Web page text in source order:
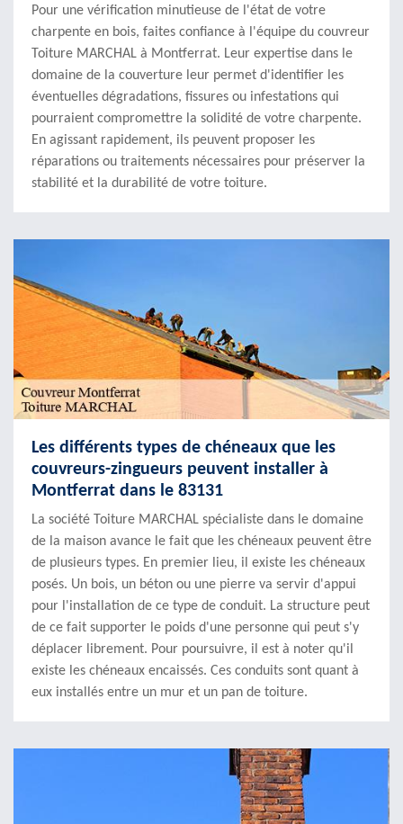
Pour une vérification minutieuse de l'état de votre
charpente en bois, faites confiance à l'équipe du couvreur
Toiture MARCHAL à Montferrat. Leur expertise dans le
domaine de la couverture leur permet d'identifier les
éventuelles dégradations, fissures ou infestations qui
pourraient compromettre la solidité de votre charpente.
En agissant rapidement, ils peuvent proposer les
réparations ou traitements nécessaires pour préserver la
stabilité et la durabilité de votre toiture.
Les différents types de chéneaux que les
couvreurs-zingueurs peuvent installer à
Montferrat dans le 83131
La société Toiture MARCHAL spécialiste dans le domaine
de la maison avance le fait que les chéneaux peuvent être
de plusieurs types. En premier lieu, il existe les chéneaux
posés. Un bois, un béton ou une pierre va servir d'appui
pour l'installation de ce type de conduit. La structure peut
de ce fait supporter le poids d'une personne qui peut s'y
déplacer librement. Pour poursuivre, il est à noter qu'il
existe les chéneaux encaissés. Ces conduits sont quant à
eux installés entre un mur et un pan de toiture.